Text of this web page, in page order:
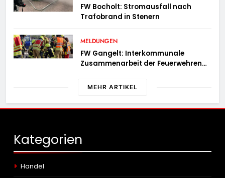
FW Bocholt: Stromausfall nach
Trafobrand in Stenern
MELDUNGEN
FW Gangelt: Interkommunale
Zusammenarbeit der Feuerwehren
Gangelt
MEHR ARTIKEL
Kategorien
Handel